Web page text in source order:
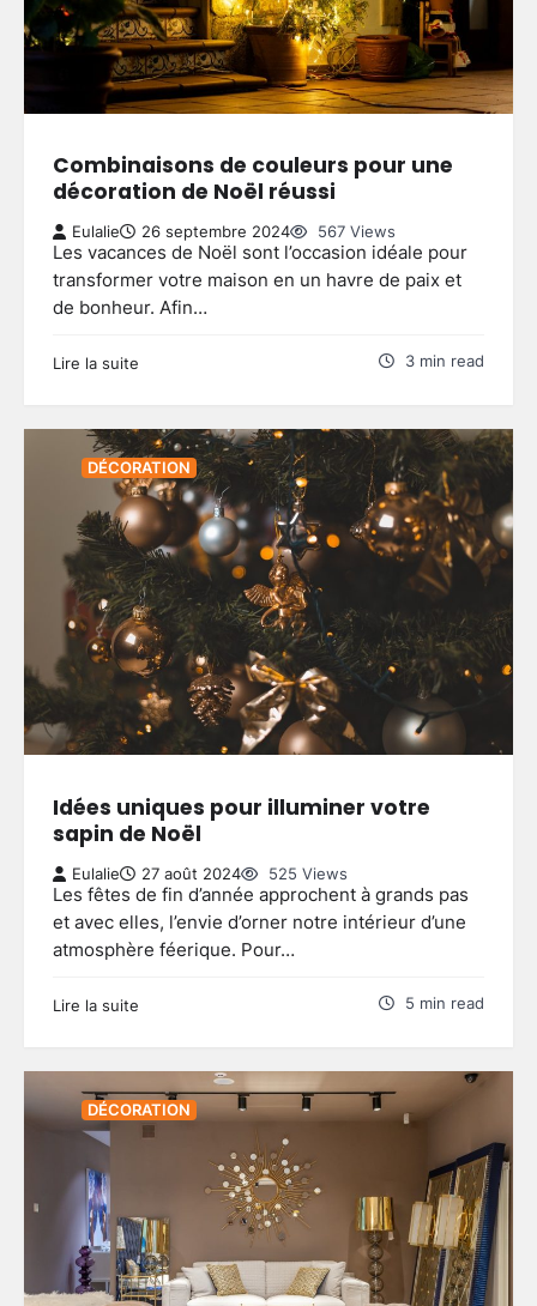
Combinaisons de couleurs pour une
décoration de Noël réussi
Eulalie 26 septembre 2024 567 Views
Les vacances de Noël sont l’occasion idéale pour
transformer votre maison en un havre de paix et
de bonheur. Afin…
Lire la suite 3 min read
DÉCORATION
Idées uniques pour illuminer votre
sapin de Noël
Eulalie 27 août 2024 525 Views
Les fêtes de fin d’année approchent à grands pas
et avec elles, l’envie d’orner notre intérieur d’une
atmosphère féerique. Pour…
Lire la suite 5 min read
DÉCORATION